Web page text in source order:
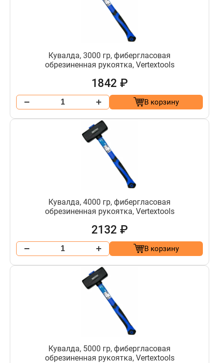
Кувалда, 3000 гр, фибергласовая
обрезиненная рукоятка, Vertextools
1842 ₽
В корзину
Кувалда, 4000 гр, фибергласовая
обрезиненная рукоятка, Vertextools
2132 ₽
В корзину
Кувалда, 5000 гр, фибергласовая
обрезиненная рукоятка, Vertextools